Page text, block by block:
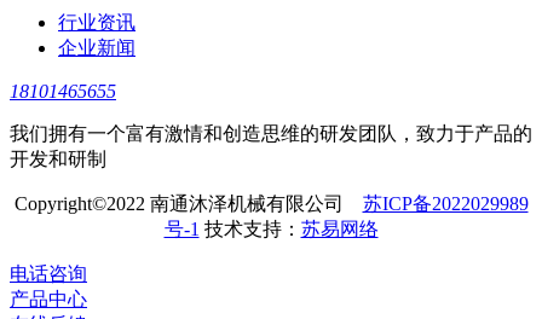
行业资讯
企业新闻
18101465655
我们拥有一个富有激情和创造思维的研发团队，致力于产品的
开发和研制
Copyright©2022 南通沐泽机械有限公司 苏ICP备2022029989
号-1 技术支持： 苏易网络
电话咨询
产品中心